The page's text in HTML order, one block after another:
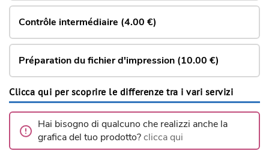
Contrôle intermédiaire (4.00 €)
Préparation du fichier d'impression (10.00 €)
Clicca qui per scoprire le differenze tra i vari servizi
Hai bisogno di qualcuno che realizzi anche la
grafica del tuo prodotto?clicca qui